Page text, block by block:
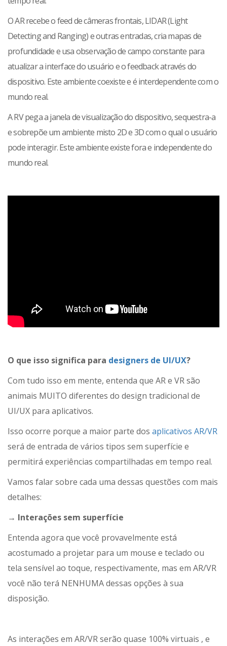
O AR recebe o feed de câmeras frontais, LIDAR (Light
Detecting and Ranging) e outras entradas, cria mapas de
profundidade e usa observação de campo constante para
atualizar a interface do usuário e o feedback através do
dispositivo. Este ambiente coexiste e é interdependente com o
mundo real.
A RV pega a janela de visualização do dispositivo, sequestra-a
e sobrepõe um ambiente misto 2D e 3D com o qual o usuário
pode interagir. Este ambiente existe fora e independente do
mundo real.
O que isso significa para designers de UI/UX?
Com tudo isso em mente, entenda que AR e VR são
animais MUITO diferentes do design tradicional de
UI/UX para aplicativos.
Isso ocorre porque a maior parte dos aplicativos AR/VR
será de entrada de vários tipos sem superfície e
permitirá experiências compartilhadas em tempo real.
Vamos falar sobre cada uma dessas questões com mais
detalhes:
→ Interações sem superfície
Entenda agora que você provavelmente está
acostumado a projetar para um mouse e teclado ou
tela sensível ao toque, respectivamente, mas em AR/VR
você não terá NENHUMA dessas opções à sua
disposição.
As interações em AR/VR serão quase 100% virtuais , e